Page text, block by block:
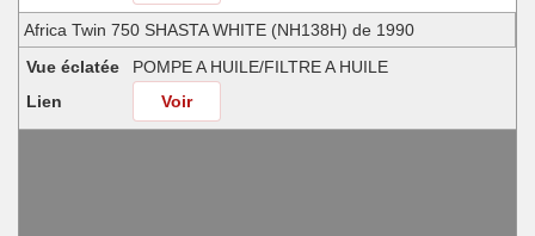
Africa Twin 750 SHASTA WHITE (NH138H) de 1990
Vue éclatée
POMPE A HUILE/FILTRE A HUILE
Lien
Voir